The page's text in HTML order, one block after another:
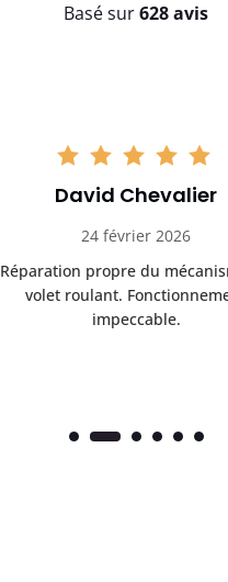
Basé sur628 avis
David Chevalier
24 février 2026
Réparation propre du
volet roulant.
impeccable.